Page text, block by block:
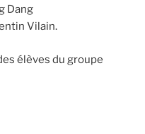
Dang
Vilain.
élèves du groupe